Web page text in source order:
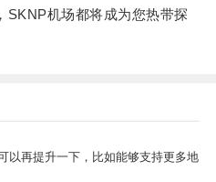
机场都将成为您热带探
以再提升一下，比如能够支持更多地